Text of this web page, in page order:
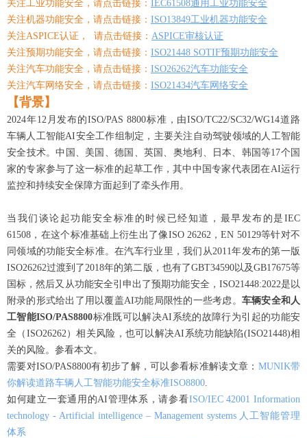
关注工业功能安全，请点击链接： IEC61508通用工业功能安全
关注机器功能安全，请点击链接： ISO13849工业机器功能安全
关注ASPICE认证， 请点击链接： ASPICE审核认证
关注预期功能安全，请点击链接： ISO21448 SOTIF预期功能安全
关注汽车功能安全，请点击链接： ISO26262汽车功能安全
关注汽车网络安全，请点击链接： ISO21434汽车网络安全
【背景】
2024年12月发布的ISO/PAS 8800标准，由ISO/TC22/SC32/WG14道路
车辆人工智能AI安全工作组制定，主要关注自动驾驶领域的人工智能
安全技术。中国、美国、德国、英国、奥地利、日本、韩国等17个国
家的专家参与了这一标准的起草工作，其中中国专家代表团在AI运行
监控和持续安全保障方面起到了牵头作用。
当我们谈论起功能安全标准的时候已经知道，最早发布的是IEC
61508，在这个标准基础上衍生出了像ISO 26262，EN 50129等针对不
同领域的功能安全标准。在汽车行业里，我们从2011年发布的第一版
ISO26262过渡到了2018年的第二版，也有了GBT34590以及GB17675等
国标，然后又从功能安全引申出了预期功能安全，ISO21448:2022是以
附录的形式给出了用以覆盖AI功能局限性的一些考虑。 车辆安全和人
工智能ISO/PAS8800标准既可以解决AI系统的故障行为引起的功能安
全（ISO26262）相关风险，也可以解决AI系统功能缺陷(ISO21448)相
关的风险。参看本文。
需要对ISO/PAS8800有初步了解，可以参看标准解读文章： MUNIK带
你解读道路车辆人工智能功能安全标准ISO8800.
如何建立一套通用的AI管理体系，请参看ISO/IEC 42001 Information
technology - Artificial intelligence – Management systems 人工智能管理
体系